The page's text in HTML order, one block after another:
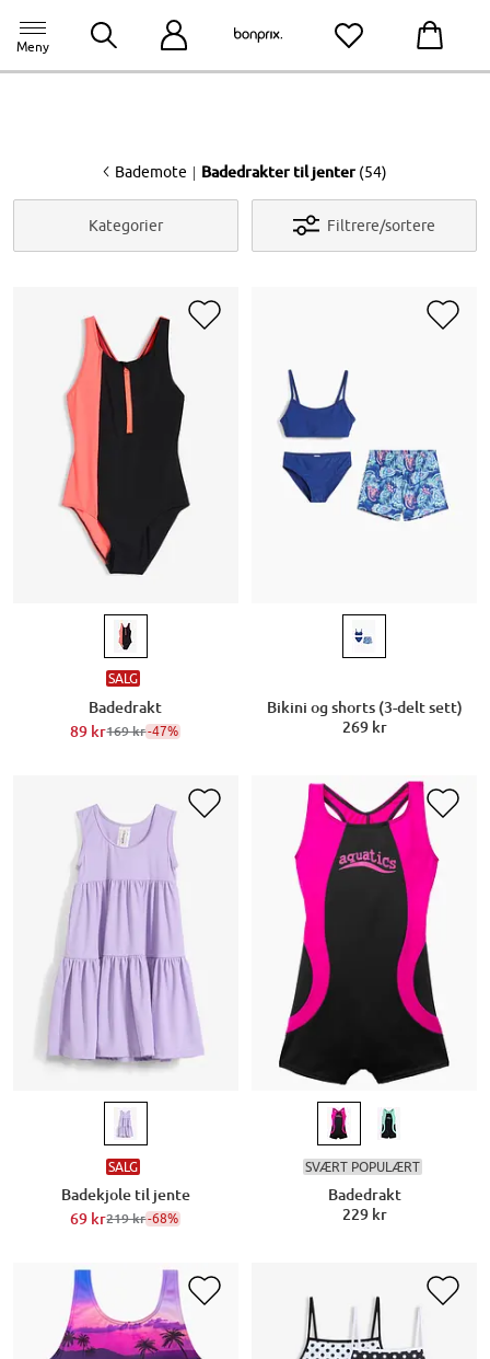
bonprix app
til appen
Meny
<Bademote | Badedrakter til jenter (54)
Kategorier Filtrere/sortere
SALG
Badedrakt
89 kr169 kr-47%
Bikini og shorts (3-delt sett)
269 kr
SALG
Badekjole til jente
69 kr219 kr-68%
SVÆRT POPULÆRT
Badedrakt
229 kr